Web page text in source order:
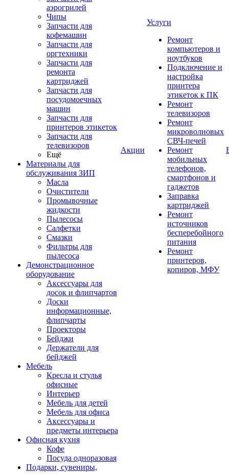
аэрогрилей
Чипы
Запчасти для
кофемашин
Запчасти для
оргтехники
Запчасти для
ремонта
картриджей
Запчасти для
посудомоечных
машин
Запчасти для
принтеров этикеток
Запчасти для
телевизоров
Ещё
Материалы для
обслуживания ЗИП
Масла
Очистители
Промывочные
жидкости
Пылесосы
Салфетки
Смазки
Фильтры для
пылесоса
Демонстрационное
оборудование
Аксессуары для
досок и флипчартов
Доски
информационные,
флипчарты
Проекторы
Бейджи
Держатели для
бейджей
Мебель
Кресла и стулья
офисные
Интерьер
Мебель для детей
Мебель для офиса
Аксессуары и
предметы интерьера
Офисная кухня
Кофе
Посуда одноразовая
Подарки, сувениры,
Акции
Услуги
Ремонт
компьютеров и
ноутбуков
Подключение и
настройка
принтера
этикеток к ПК
Ремонт
телевизоров
Ремонт
микроволновых
СВЧ-печей
Ремонт
мобильных
телефонов,
смартфонов и
гаджетов
Заправка
картриджей
Ремонт
источников
бесперебойного
питания
Ремонт
принтеров,
копиров, МФУ